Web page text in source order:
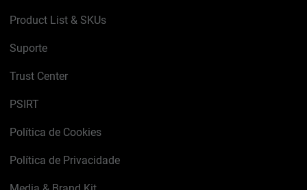
Product List & SKUs
Suporte
Trust Center
PSIRT
Política de Cookies
Política de Privacidade